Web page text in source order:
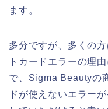
ます。
多分ですが、多くの
トカードエラーの理
で、Sigma Beautyの
ドが使えないエラー